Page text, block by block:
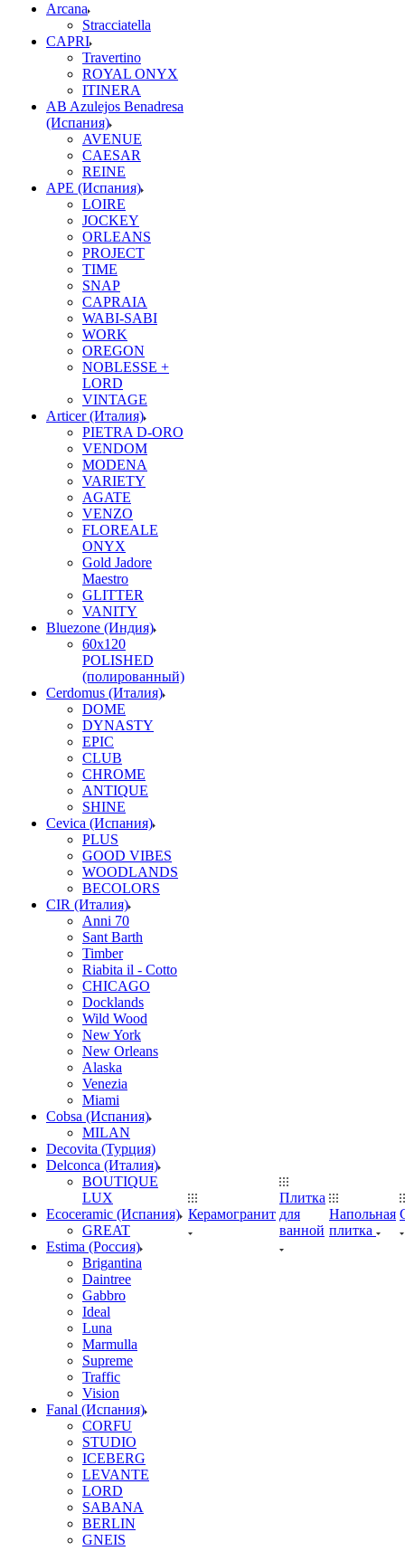
Arcana
Stracciatella
CAPRI
Travertino
ROYAL ONYX
ITINERA
AB Azulejos Benadresa
(Испания)
AVENUE
CAESAR
REINE
APE (Испания)
LOIRE
JOCKEY
ORLEANS
PROJECT
TIME
SNAP
CAPRAIA
WABI-SABI
WORK
OREGON
NOBLESSE +
LORD
VINTAGE
Articer (Италия)
PIETRA D-ORO
VENDOM
MODENA
VARIETY
AGATE
VENZO
FLOREALE
ONYX
Gold Jadore
Maestro
GLITTER
VANITY
Bluezone (Индия)
60х120
POLISHED
(полированный)
Cerdomus (Италия)
DOME
DYNASTY
EPIC
CLUB
CHROME
ANTIQUE
SHINE
Cevica (Испания)
PLUS
GOOD VIBES
WOODLANDS
BECOLORS
CIR (Италия)
Anni 70
Sant Barth
Timber
Riabita il - Cotto
CHICAGO
Docklands
Wild Wood
New York
New Orleans
Alaska
Venezia
Miami
Cobsa (Испания)
MILAN
Decovita (Турция)
Delconca (Италия)
BOUTIQUE
LUX
Ecoceramic (Испания)
GREAT
Estima (Россия)
Brigantina
Daintree
Gabbro
Ideal
Luna
Marmulla
Supreme
Traffic
Vision
Fanal (Испания)
CORFU
STUDIO
ICEBERG
LEVANTE
LORD
SABANA
BERLIN
GNEIS
Керамогранит
Плитка
для
ванной
Напольная
плитка